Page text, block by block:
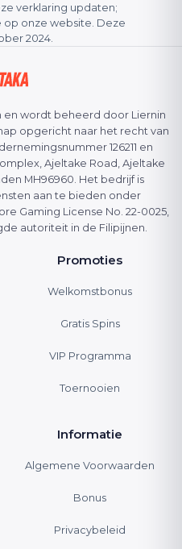
verklaring updaten;
onze website. Deze
2024.
en wordt beheerd door Liernin
opgericht naar het recht van
126211 en
Ajeltake Road, Ajeltake
MH96960. Het bedrijf is
aan te bieden onder
Gaming License No. 22-0025,
autoriteit in de Filipijnen.
Promoties
Welkomstbonus
Gratis Spins
VIP Programma
Toernooien
Informatie
Algemene Voorwaarden
Bonus
Privacybeleid